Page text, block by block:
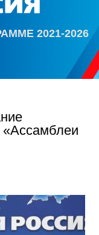
2021-2026
«Ассамблеи